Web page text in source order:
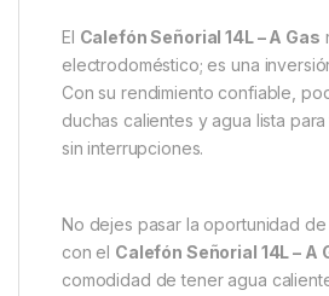
El Calefón Señorial 14L – A Gas
electrodoméstico; es una
Con su rendimiento confiable,
duchas calientes y agua lista
sin interrupciones.
No dejes pasar la oportunidad
con el Calefón Señorial 14L – A
comodidad de tener agua